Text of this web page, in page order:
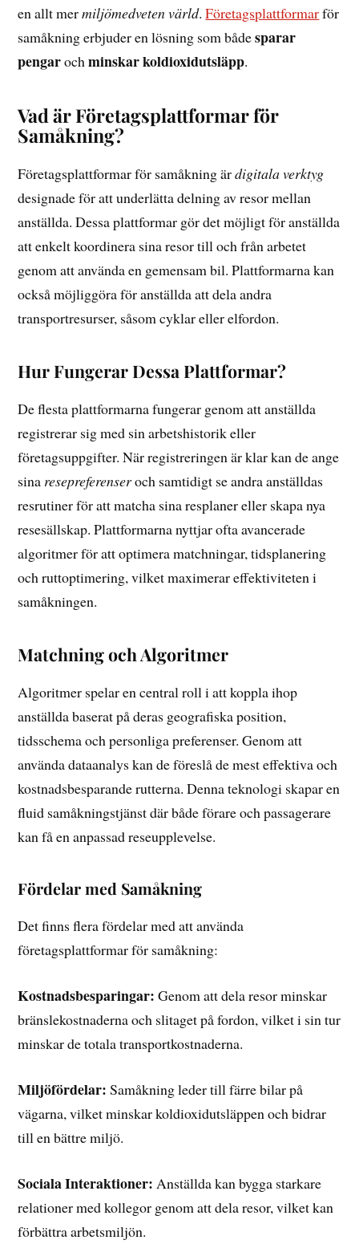
en allt mermiljömedveten värld.Företagsplattformarför
samåkning erbjuder en lösning som bådesparar
pengarochminskar koldioxidutsläpp.
Vad är Företagsplattformar för
Samåkning?
Företagsplattformar för samåkning ärdigitala verktyg
designade för att underlätta delning av resor mellan
anställda. Dessa plattformar gör det möjligt för anställda
att enkelt koordinera sina resor till och från arbetet
genom att använda en gemensam bil. Plattformarna kan
också möjliggöra för anställda att dela andra
transportresurser, såsom cyklar eller elfordon.
Hur Fungerar Dessa Plattformar?
De flesta plattformarna fungerar genom att anställda
registrerar sig med sin arbetshistorik eller
företagsuppgifter. När registreringen är klar kan de ange
sina resepreferenseroch samtidigt se andra anställdas
resrutiner för att matcha sina resplaner eller skapa nya
resesällskap. Plattformarna nyttjar ofta avancerade
algoritmer för att optimera matchningar, tidsplanering
och ruttoptimering, vilket maximerar effektiviteten i
samåkningen.
Matchning och Algoritmer
Algoritmer spelar en central roll i att koppla ihop
anställda baserat på deras geografiska position,
tidsschema och personliga preferenser. Genom att
använda dataanalys kan de föreslå de mest effektiva och
kostnadsbesparande rutterna. Denna teknologi skapar en
fluid samåkningstjänst där både förare och passagerare
kan få en anpassad reseupplevelse.
Fördelar med Samåkning
Det finns flera fördelar med att använda
företagsplattformar för samåkning:
Kostnadsbesparingar: Genom att dela resor minskar
bränslekostnaderna och slitaget på fordon, vilket i sin tur
minskar de totala transportkostnaderna.
Miljöfördelar: Samåkning leder till färre bilar på
vägarna, vilket minskar koldioxidutsläppen och bidrar
till en bättre miljö.
Sociala Interaktioner: Anställda kan bygga starkare
relationer med kollegor genom att dela resor, vilket kan
förbättra arbetsmiljön.